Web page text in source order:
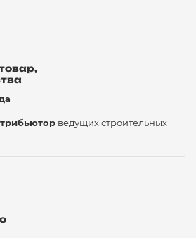
ведущих строительных